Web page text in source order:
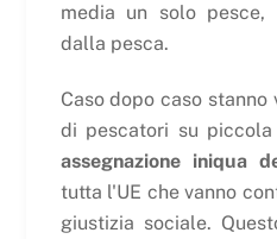
media un solo
dalla pesca.
Caso dopo caso
di pescatori su
assegnazione iniqua
tutta l'UE che vanno
giustizia sociale.